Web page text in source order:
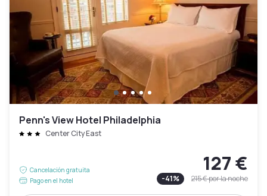
Penn's View Hotel Philadelphia
Center City East
Cancelación gratuita
Pago en el hotel
127 €
-41% 215 €por la noche